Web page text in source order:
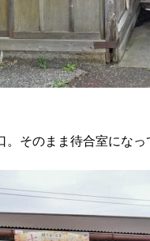
。そのまま待合室になっ